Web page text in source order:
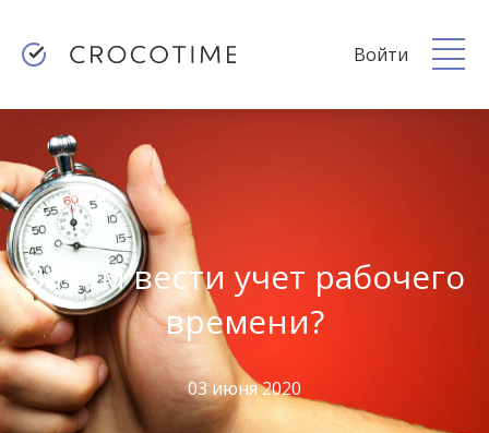
Войти
Зачем вести учет рабочего
времени?
03 июня 2020